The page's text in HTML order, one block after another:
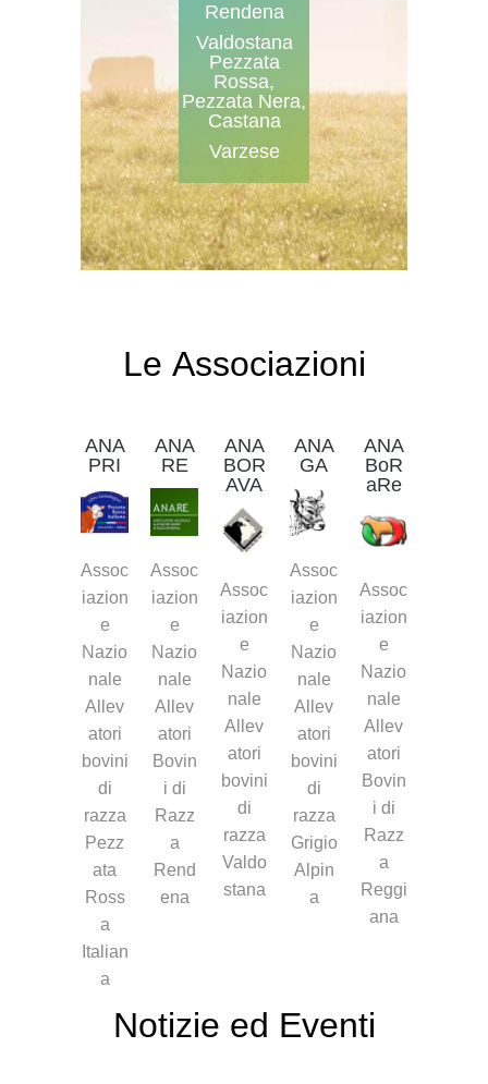
Rendena
Valdostana
Pezzata
Rossa,
Pezzata Nera,
Castana
Varzese
Le Associazioni
ANA
PRI
Assoc
iazion
e
Nazio
nale
Allev
atori
bovini
di
razza
Pezz
ata
Ross
a
Italian
a
ANA
RE
Assoc
iazion
e
Nazio
nale
Allev
atori
Bovin
i di
Razz
a
Rend
ena
ANA
BOR
AVA
Assoc
iazion
e
Nazio
nale
Allev
atori
bovini
di
razza
Valdo
stana
ANA
GA
Assoc
iazion
e
Nazio
nale
Allev
atori
bovini
di
razza
Grigio
Alpin
a
ANA
BoR
aRe
Assoc
iazion
e
Nazio
nale
Allev
atori
Bovin
i di
Razz
a
Reggi
ana
Notizie ed Eventi